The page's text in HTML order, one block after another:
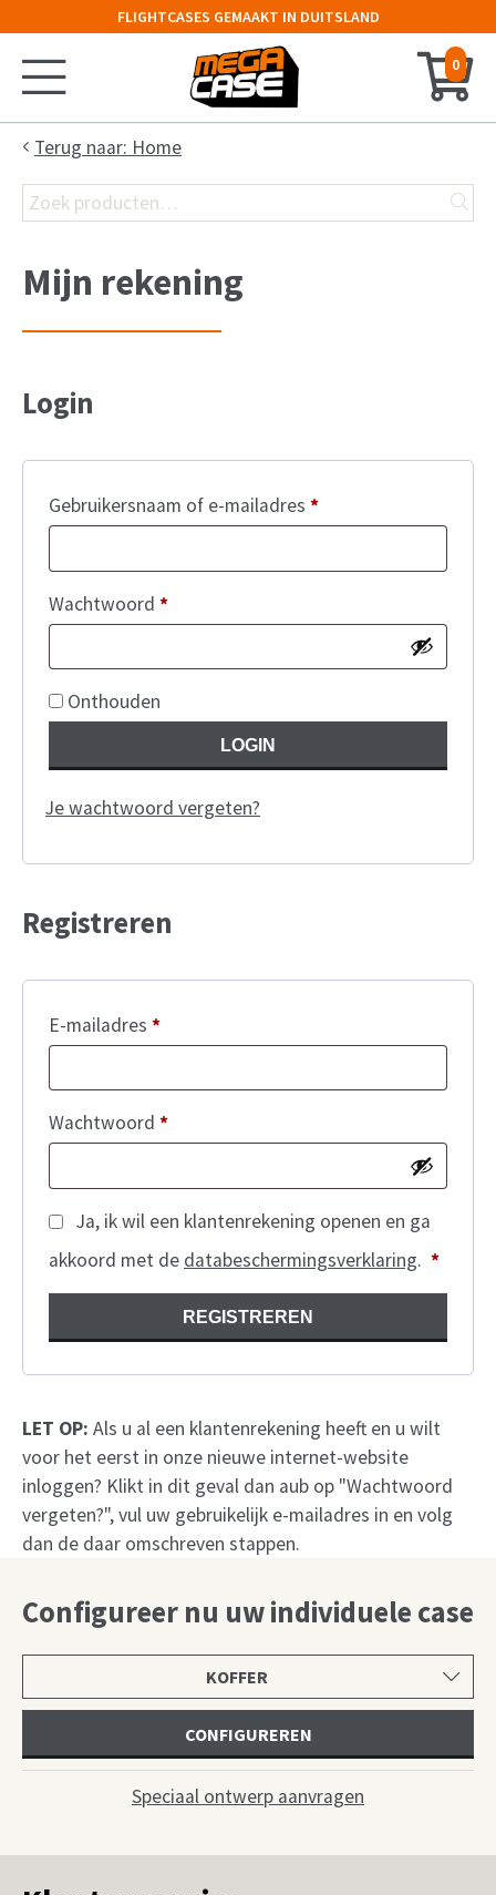
FLIGHTCASES GEMAAKT IN DUITSLAND
0
Home
Configurator
Kist
19″ Rack
Keyboard Case
Shop
Mijn rekening
Facebook
Nederlands
Deutsch
English
Français
Terug naar: Home
Zoeken
naar:
Mijn rekening
Login
Gebruikersnaam of e-mailadres *Vereist
Wachtwoord *Vereist
Alternative:
Onthouden
LOGIN
Je wachtwoord vergeten?
Registreren
E-mailadres *Vereist
Wachtwoord *Vereist
Ja, ik wil een klantenrekening openen en ga
akkoord met de databeschermingsverklaring. *Vereist
REGISTREREN
LET OP: Als u al een klantenrekening heeft en u wilt
voor het eerst in onze nieuwe internet-website
inloggen? Klikt in dit geval dan aub op "Wachtwoord
vergeten?", vul uw gebruikelijk e-mailadres in en volg
dan de daar omschreven stappen.
Configureer nu uw individuele case
productcategorie
CONFIGUREREN
Speciaal ontwerp aanvragen